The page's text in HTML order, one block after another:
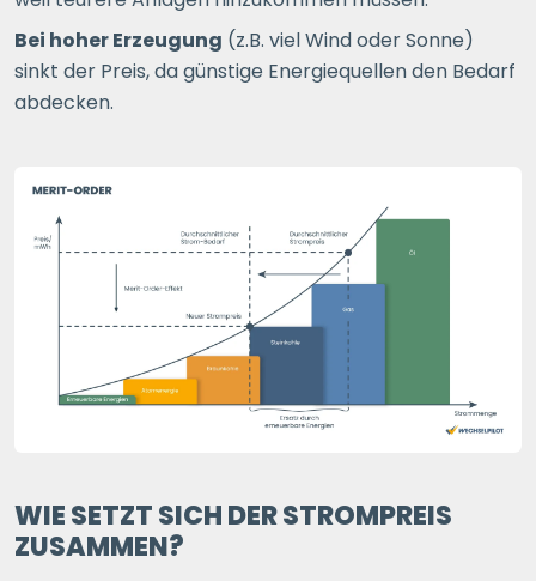
Bei hoher Erzeugung (z.B. viel Wind oder Sonne)
sinkt der Preis, da günstige Energiequellen den Bedarf
abdecken.
WIE SETZT SICH DER STROMPREIS
ZUSAMMEN?